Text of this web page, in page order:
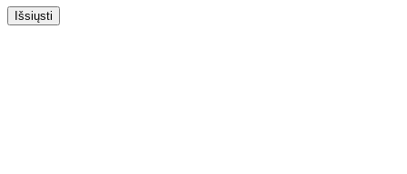
Išsiųsti